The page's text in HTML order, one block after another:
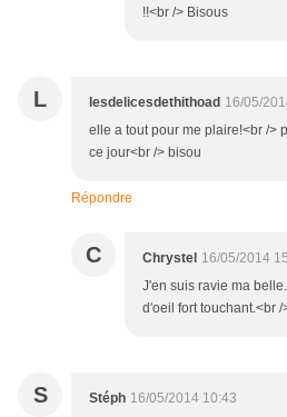
!!<br /> Bisous
L lesdelicesdethithoad 16/05/
elle a tout pour me plaire!<br />
ce jour<br /> bisou
Répondre
C Chrystel 16/05/2014
J'en suis ravie ma
d'oeil fort touchant.<br /
S Stéph 16/05/2014 10:43